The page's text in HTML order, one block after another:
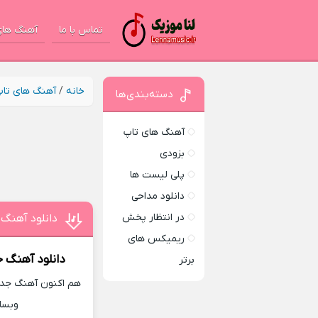
تماس با ما آهنگ
خانه /آهنگ های
دانلود
دانلود آهنگ
هم اکنون آهنگ
دسته‌بندی‌ها
آهنگ های تاپ
بزودی
پلی لیست ها
دانلود مداحی
در انتظار پخش
ریمیکس های
برتر